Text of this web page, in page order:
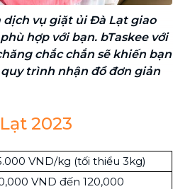
vụ giặt ủi Đà Lạt giao
hợp với bạn. bTaskee với
chắc chắn sẽ khiến bạn
trình nhận đồ đơn giản
2023
VND/kg (tối thiểu 3kg)
VND đến 120,000